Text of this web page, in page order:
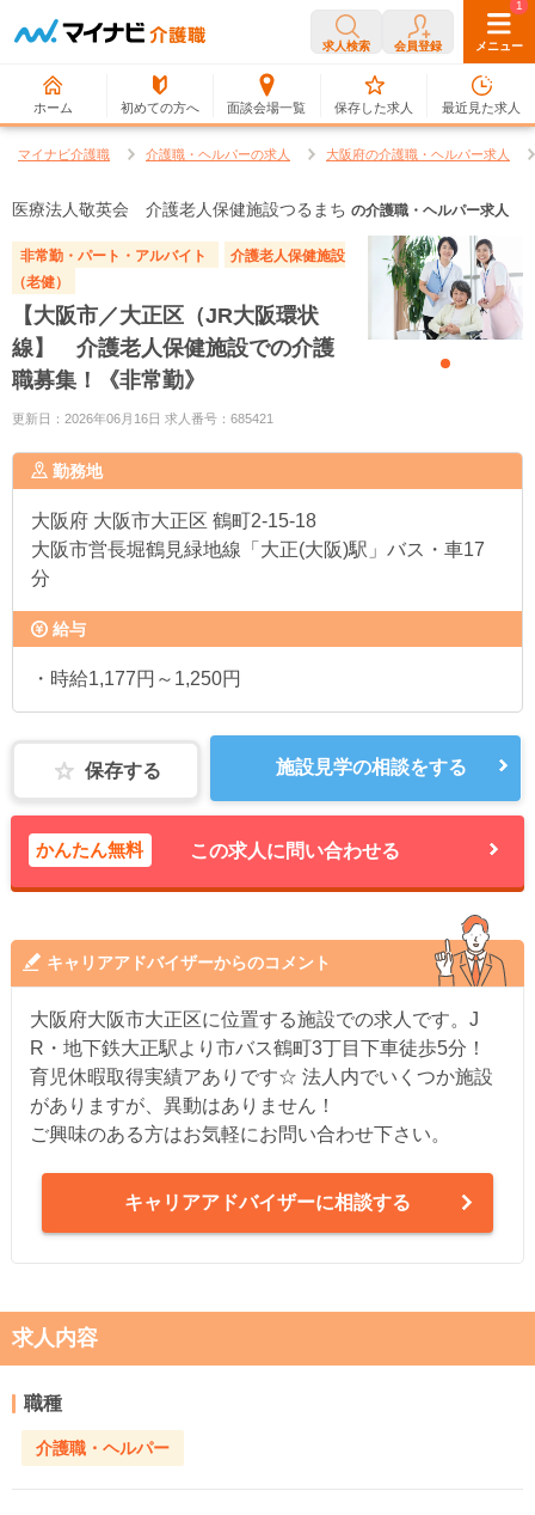
求人検索 会員登録 メニュー
ホーム 初めての方へ 面談会場一覧
0
保存した求人
1
最近見た求人
マイナビ介護職 介護職・ヘルパーの求人 大阪府の介護職・ヘルパー求人
医療法人敬英会 介護老人保健施設つるまち の介護職・ヘルパー求人
非常勤・パート・アルバイト
介護老人保健施設
（老健）
【大阪市／大正区（JR大阪環状
線】 介護老人保健施設での介護
職募集！《非常勤》
更新日：2026年06月16日 求人番号：685421
勤務地
大阪府 大阪市大正区 鶴町2-15-18
大阪市営長堀鶴見緑地線「大正(大阪)駅」バス・車17
分
給与
・時給1,177円～1,250円
保存する 施設見学の相談をする
かんたん無料 この求人に問い合わせる
キャリアアドバイザーからのコメント
大阪府大阪市大正区に位置する施設での求人です。J
R・地下鉄大正駅より市バス鶴町3丁目下車徒歩5分！
育児休暇取得実績アありです☆ 法人内でいくつか施設
がありますが、異動はありません！
ご興味のある方はお気軽にお問い合わせ下さい。
キャリアアドバイザーに相談する
求人内容
職種
介護職・ヘルパー